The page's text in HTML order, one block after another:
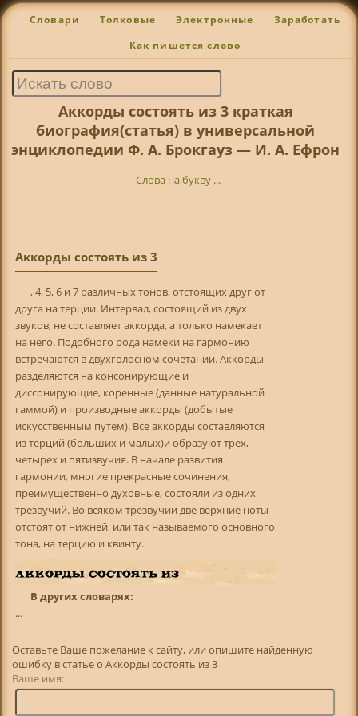
Словари Толковые Электронные Заработать
Как пишется слово
Аккорды состоять из 3 краткая
биография(статья) в универсальной
энциклопедии Ф. А. Брокгауз — И. А. Ефрон
Слова на букву ...
Аккорды состоять из 3
, 4, 5, 6 и 7 различных тонов, отстоящих друг от
друга на терции. Интервал, состоящий из двух
звуков, не составляет аккорда, а только намекает
на него. Подобного рода намеки на гармонию
встречаются в двухголосном сочетании. Аккорды
разделяются на консонирующие и
диссонирующие, коренные (данные натуральной
гаммой) и производные аккорды (добытые
искусственным путем). Все аккорды составляются
из терций (больших и малых)и образуют трех,
четырех и пятизвучия. В начале развития
гармонии, многие прекрасные сочинения,
преимущественно духовные, состояли из одних
трезвучий. Во всяком трезвучии две верхние ноты
отстоят от нижней, или так называемого основного
тона, на терцию и квинту.
В других словарях:
...
Оставьте Ваше пожелание к сайту, или опишите найденную
ошибку в статье о Аккорды состоять из 3
Ваше имя: